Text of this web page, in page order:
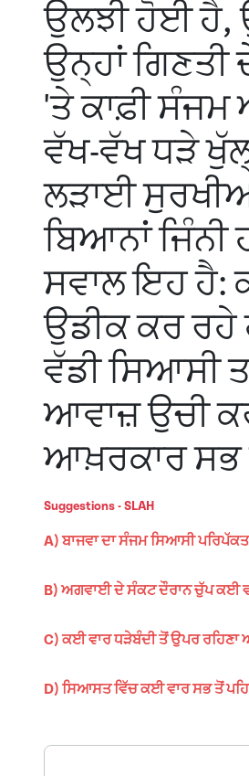
ਉਲਝੀ ਹੋਈ ਹੈ,
ਉਨ੍ਹਾਂ
'ਤੇ ਕਾਫ਼ੀ
ਵੱਖ-ਵੱਖ ਧੜੇ
ਲੜਾਈ
ਬਿਆਨਾਂ ਜਿੰਨੀ
ਸਵਾਲ ਇਹ ਹੈ:
ਉਡੀਕ ਕਰ ਰਹੇ
ਵੱਡੀ ਸਿਆਸੀ
ਆਵਾਜ਼ ਉਚੀ
ਆਖ਼ਰਕਾਰ ਸਭ
Suggestions - SLAH
A) ਬਾਜਵਾ ਦਾ ਸੰਜਮ ਸਿਆਸੀ
B) ਅਗਵਾਈ ਦੇ ਸੰਕਟ ਦੌਰਾਨ ਚੁੱਪ ਕਈ
C) ਕਈ ਵਾਰ ਧੜੇਬੰਦੀ ਤੋਂ ਉਪਰ ਰਹਿਣਾ
D) ਸਿਆਸਤ ਵਿੱਚ ਕਈ ਵਾਰ ਸਭ ਤੋਂ